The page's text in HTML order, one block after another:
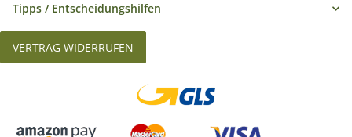
Tipps / Entscheidungshilfen
VERTRAG WIDERRUFEN